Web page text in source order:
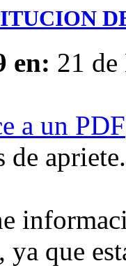
en: 21
a un PDF
de apriete.
ya que